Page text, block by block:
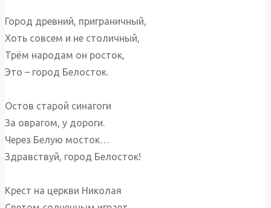
Город древний, приграничный,
Хоть совсем и не столичный,
Трём народам он росток,
Это – город Белосток.
Остов старой синагоги
За оврагом, у дороги.
Через Белую мосток…
Здравствуй, город Белосток!
Крест на церкви Николая